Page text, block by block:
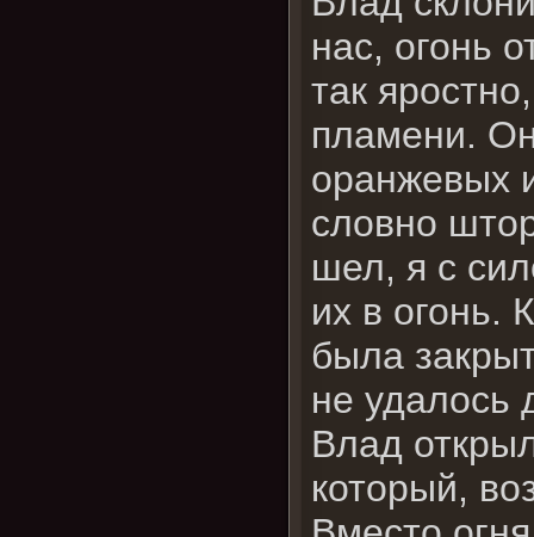
нас, огонь
так
пламени.
оранжевых
словно
шел, я с
их в огонь.
была
не удалось
Влад
который,